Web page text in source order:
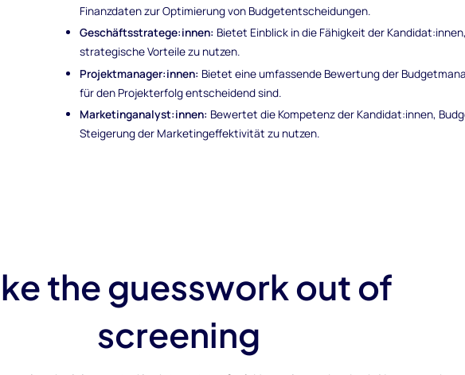
Finanzdaten zur Optimierung von Budgetentscheidungen.
Geschäftsstratege:innen: Bietet Einblick in die Fähigkeit der
strategische Vorteile zu nutzen.
Projektmanager:innen: Bietet eine umfassende Bewertung der
für den Projekterfolg entscheidend sind.
Marketinganalyst:innen: Bewertet die Kompetenz der Kandidat:innen,
Steigerung der Marketingeffektivität zu nutzen.
the guesswork out of
screening